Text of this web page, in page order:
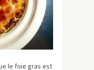
le foie gras est